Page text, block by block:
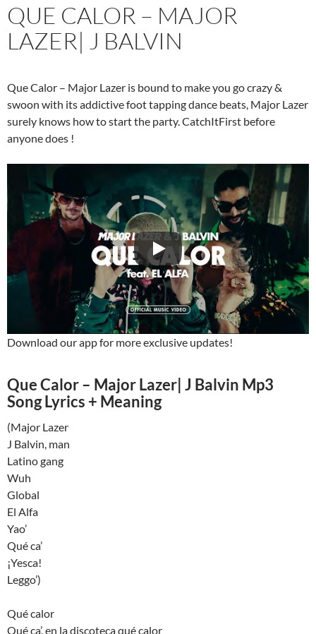
QUE CALOR – MAJOR
LAZER| J BALVIN
Que Calor – Major Lazer is bound to make you go crazy &
swoon with its addictive foot tapping dance beats, Major Lazer
surely knows how to start the party. CatchItFirst before
anyone does !
Download our app for more exclusive updates!
Que Calor – Major Lazer| J Balvin Mp3
Song Lyrics + Meaning
(Major Lazer
J Balvin, man
Latino gang
Wuh
Global
El Alfa
Yao’
Qué ca’
¡Yesca!
Leggo’)
Qué calor
Qué ca’, en la discoteca qué calor